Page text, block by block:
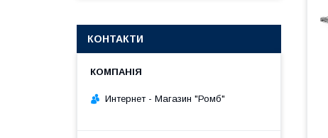
КОНТАКТИ
Интернет - Магазин "Ромб"